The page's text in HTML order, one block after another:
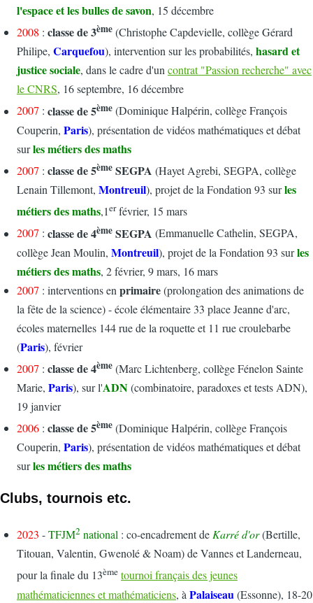
l'espace et les bulles de savon, 15 décembre
2008 : classe de 3ème (Christophe Capdevielle, collège Gérard
Philipe, Carquefou), intervention sur les probabilités, hasard et
justice sociale, dans le cadre d'un contrat "Passion recherche" avec
le CNRS, 16 septembre, 16 décembre
2007 : classe de 5ème (Dominique Halpérin, collège François
Couperin, Paris), présentation de vidéos mathématiques et débat
surles métiers des maths
2007 : classe de 5ème SEGPA (Hayet Agrebi, SEGPA, collège
Lenain Tillemont, Montreuil), projet de la Fondation 93 surles
métiers des maths,1erfévrier, 15 mars
2007 : classe de 4ème SEGPA (Emmanuelle Cathelin, SEGPA,
collège Jean Moulin, Montreuil), projet de la Fondation 93 surles
métiers des maths, 2 février, 9 mars, 16 mars
2007 : interventions en primaire(prolongation des animations de
la fête de la science) - école élémentaire 33 place Jeanne d'arc,
écoles maternelles 144 rue de la roquette et 11 rue croulebarbe
(Paris), février
2007 : classe de 4ème (Marc Lichtenberg, collège Fénelon Sainte
Marie, Paris), sur l'ADN(combinatoire, paradoxes et tests ADN),
19 janvier
2006 : classe de 5ème (Dominique Halpérin, collège François
Couperin, Paris), présentation de vidéos mathématiques et débat
surles métiers des maths
Clubs, tournois etc.
2023 -TFJM2 national : co-encadrement deKarré d'or(Bertille,
Titouan, Valentin, Gwenolé & Noam) de Vannes et Landerneau,
pour la finale du 13ème tournoi français des jeunes
mathématiciennes et mathématiciens, à Palaiseau(Essonne), 18-20